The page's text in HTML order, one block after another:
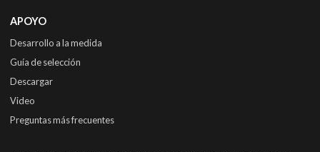
APOYO
Desarrollo a la medida
Guía de selección
Descargar
Video
Preguntas más frecuentes